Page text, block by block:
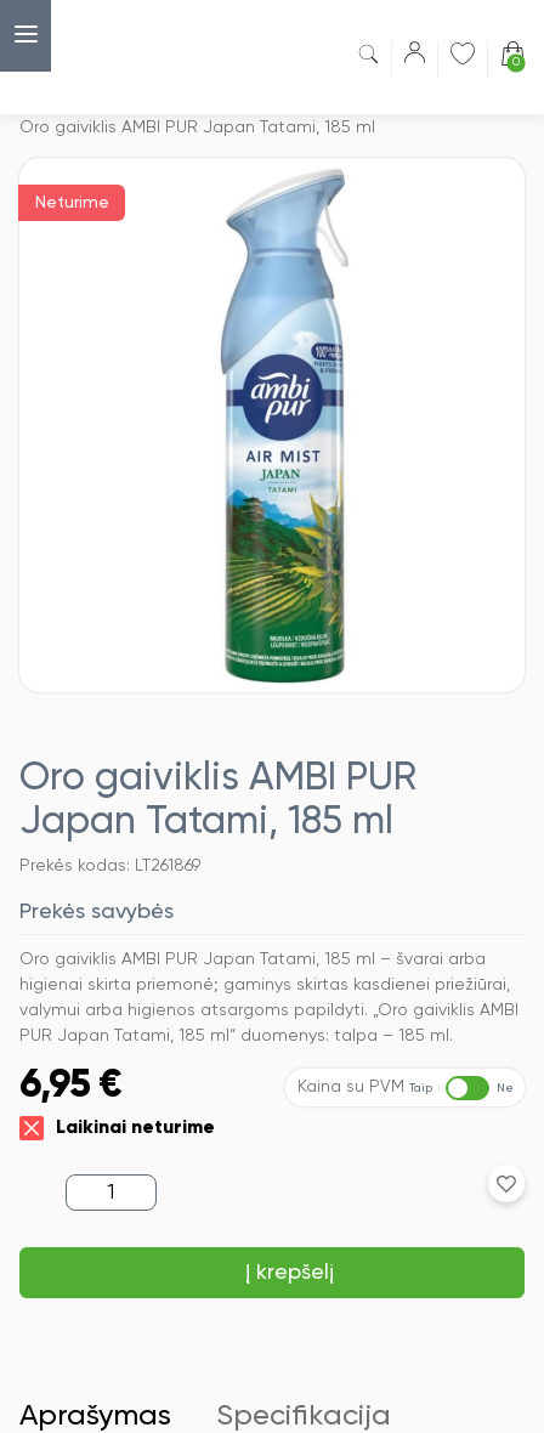
0
Oro gaiviklis AMBI PUR Japan Tatami, 185 ml
Neturime
Oro gaiviklis AMBI PUR
Japan Tatami, 185 ml
Prekės kodas: LT261869
Prekės savybės
Oro gaiviklis AMBI PUR Japan Tatami, 185 ml – švarai arba
higienai skirta priemonė; gaminys skirtas kasdienei priežiūrai,
valymui arba higienos atsargoms papildyti. „Oro gaiviklis AMBI
PUR Japan Tatami, 185 ml“ duomenys: talpa – 185 ml.
6,95 € Kaina su PVM Taip Ne
Laikinai neturime
produkto
kiekis:
gaiviklis
PUR
Į krepšelį
Aprašymas Specifikacija